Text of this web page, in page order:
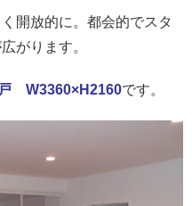
開放的に。都会的でスタ
がります。
W3360×H2160です。